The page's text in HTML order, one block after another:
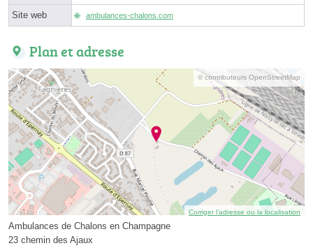
Site web ambulances-chalons.com
Plan et adresse
© contributeurs OpenStreetMap
Corriger l’adresse ou la localisation
Ambulances de Chalons en Champagne
23 chemin des Ajaux